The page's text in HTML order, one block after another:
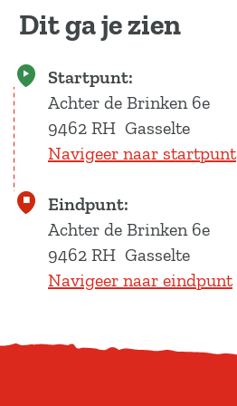
Dit ga je zien
Startpunt:
Achter de Brinken 6e
9462 RH Gasselte
Navigeer naar startpunt
Eindpunt:
Achter de Brinken 6e
9462 RH Gasselte
Navigeer naar eindpunt